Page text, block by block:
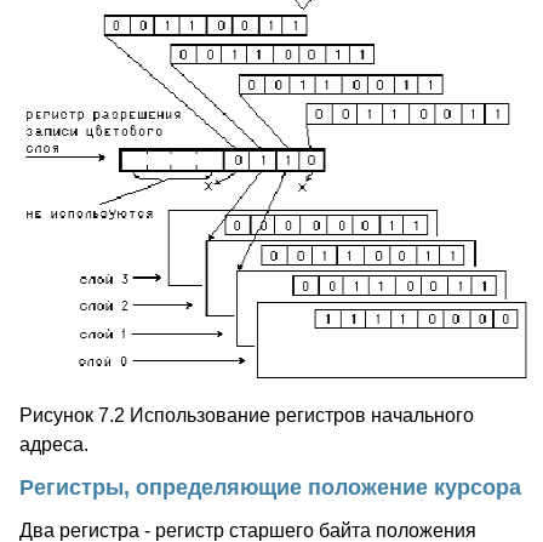
Рисунок 7.2 Использование регистров начального
адреса.
Регистры, определяющие положение курсора
Два регистра - регистр старшего байта положения